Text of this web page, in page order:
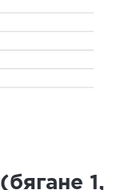
(бягане 1 ,